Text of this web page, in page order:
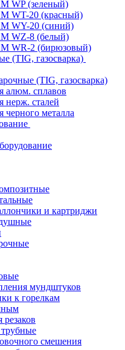
WP (зеленый)
WT-20 (красный)
WY-20 (синий)
WZ-8 (белый)
WR-2 (бирюзовый)
(TIG, газосварка)
(TIG, газосварка)
алюм. сплавов
нерж. сталей
черного металла
и картриджи
мундштуков
к горелкам
резаков
трубные
смешения